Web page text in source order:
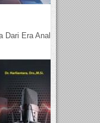
Era Analog